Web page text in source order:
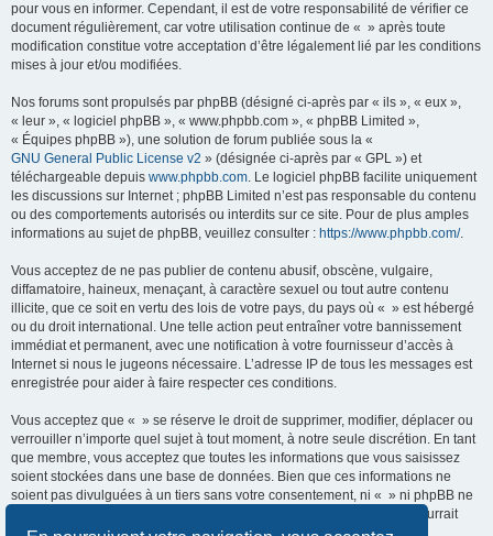
pour vous en informer. Cependant, il est de votre responsabilité de vérifier ce
document régulièrement, car votre utilisation continue de « » après toute
modification constitue votre acceptation d’être légalement lié par les conditions
mises à jour et/ou modifiées.
Nos forums sont propulsés par phpBB (désigné ci-après par « ils », « eux »,
« leur », « logiciel phpBB », « www.phpbb.com », « phpBB Limited »,
« Équipes phpBB »), une solution de forum publiée sous la «
GNU General Public License v2 » (désignée ci-après par « GPL ») et
téléchargeable depuis www.phpbb.com. Le logiciel phpBB facilite uniquement
les discussions sur Internet ; phpBB Limited n’est pas responsable du contenu
ou des comportements autorisés ou interdits sur ce site. Pour de plus amples
informations au sujet de phpBB, veuillez consulter : https://www.phpbb.com/.
Vous acceptez de ne pas publier de contenu abusif, obscène, vulgaire,
diffamatoire, haineux, menaçant, à caractère sexuel ou tout autre contenu
illicite, que ce soit en vertu des lois de votre pays, du pays où « » est hébergé
ou du droit international. Une telle action peut entraîner votre bannissement
immédiat et permanent, avec une notification à votre fournisseur d’accès à
Internet si nous le jugeons nécessaire. L’adresse IP de tous les messages est
enregistrée pour aider à faire respecter ces conditions.
Vous acceptez que « » se réserve le droit de supprimer, modifier, déplacer ou
verrouiller n’importe quel sujet à tout moment, à notre seule discrétion. En tant
que membre, vous acceptez que toutes les informations que vous saisissez
soient stockées dans une base de données. Bien que ces informations ne
soient pas divulguées à un tiers sans votre consentement, ni « » ni phpBB ne
pourront être tenus responsables de toute tentative de piratage qui pourrait
conduire à la compromission des données.